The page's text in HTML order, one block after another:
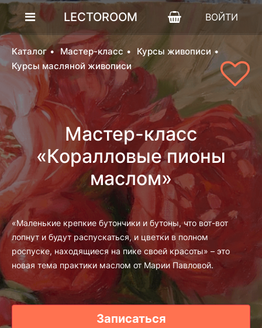
LECTOROOM ВОЙТИ
Каталог Мастер-класс
Курсы живописи
Курсы масляной живописи
Мастер-класс
«Коралловые пионы
маслом»
«Маленькие крепкие бутончики и бутоны, что вот-вот
лопнут и будут распускаться, и цветки в полном
роспуске, находящиеся на пике своей красоты» – это
новая тема практики маслом от Марии Павловой.
Записаться